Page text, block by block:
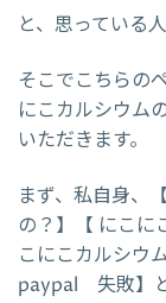
と、思っている
そこでこちらの
にこカルシウム
いただきます。
まず、私自身、
の？】【 にこ
こにこカルシウ
paypal 失敗】と